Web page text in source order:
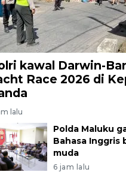
kawal Darwin-
Race 2026 di
lalu
Polda Maluku
Bahasa Inggris
muda
6 jam lalu